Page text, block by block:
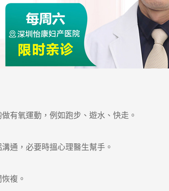
氧運動，例如跑步、遊水、快走。
通，必要時搵心理醫生幫手。
複。